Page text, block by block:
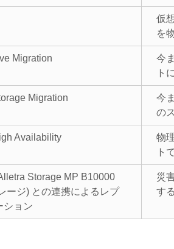
仮
を
Migration
今
ト
Migration
今
の
Availability
物
ト
Storage MP B10000
ージ) との連携によるレプ
ション
災
す